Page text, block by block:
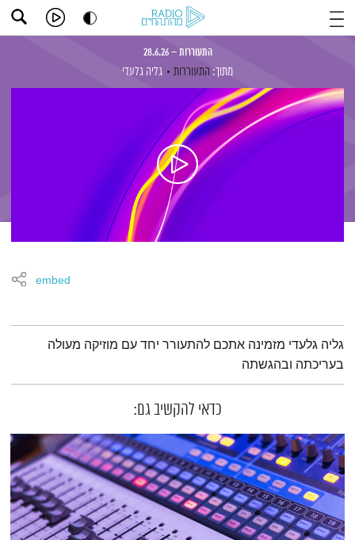
התעוררות – 28.6.26
מתוך: התעוררות גליה גלעדי
embed
תמצית הפודקאסט
גליה גלעדי מזמינה אתכם להתעורר יחד עם מוזיקה מעולה
בעריכתה ובהגשתה
כדאי להקשיב גם: